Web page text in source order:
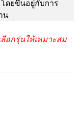
ดยขึ้นอยู่กับการ
น
อกรุ่นให้เหมาะสม